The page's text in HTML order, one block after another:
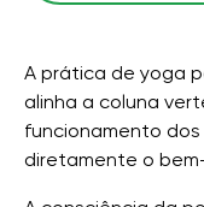
A prática de yoga
alinha a coluna
funcionamento
diretamente o